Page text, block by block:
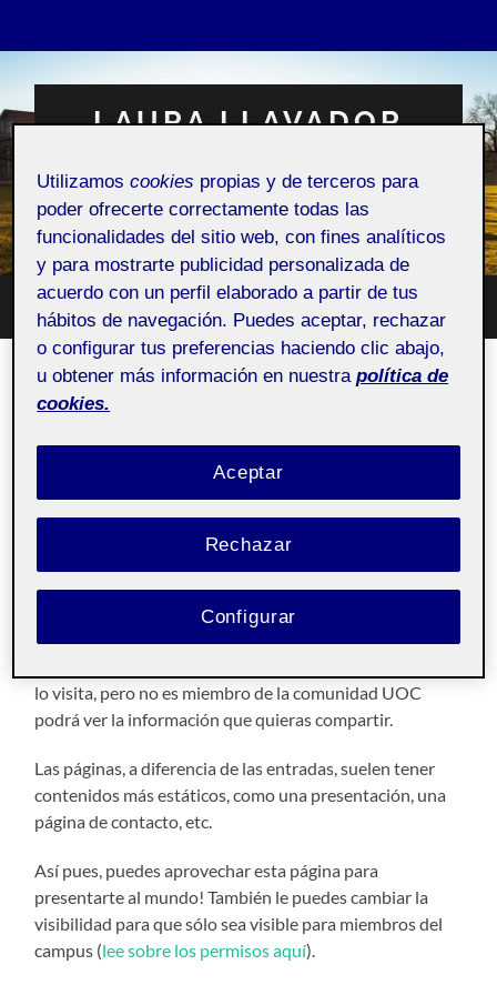
LAURA LLAVADOR
Espacio Personal
Alternar
el
menú
móvil
campo
de
¿Quién soy?
Soy X y estapáginase ha generado automáticamente.
públicay la puede ver todo el mundo. Es
interesante que haya contenidos públicos en tu espacio
lo visita, pero no es miembro de la comunidad UOC
podrá ver la información que quieras compartir.
Las páginas, a diferencia de las entradas, suelen tener
contenidos más estáticos, como una presentación, una
página de contacto, etc.
Así pues, puedes aprovechar esta página para
presentarte al mundo! También le puedes cambiar la
visibilidad para que sólo sea visible para miembros del
campus (lee sobre los permisos aquí).
Utilizamoscookies propias y de terceros para
poder ofrecerte correctamente todas las
funcionalidades del sitio web, con fines analíticos
y para mostrarte publicidad personalizada de
acuerdo con un perfil elaborado a partir de tus
hábitos de navegación. Puedes aceptar, rechazar
o configurar tus preferencias haciendo clic abajo,
u obtener más información en nuestra política de
cookies.
Rechazar
Aceptar
Configurar